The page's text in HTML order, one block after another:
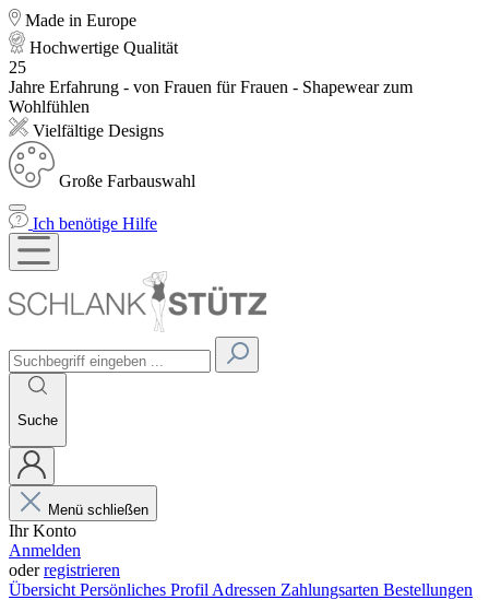
Made in Europe
Hochwertige Qualität
25
Jahre Erfahrung - von Frauen für Frauen - Shapewear zum
Wohlfühlen
Vielfältige Designs
Große Farbauswahl
Ich benötige Hilfe
Suche
Menü schließen
Ihr Konto
Anmelden
oderregistrieren
Übersicht Persönliches Profil Adressen Zahlungsarten Bestellungen